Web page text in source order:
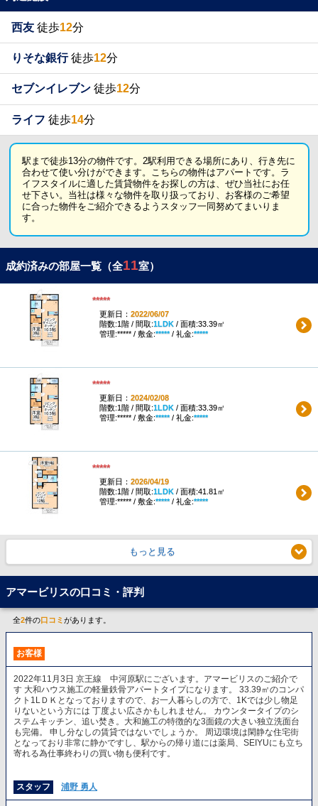
西友 徒歩12分
りそな銀行徒歩12分
セブンイレブン 徒歩12分
ライフ 徒歩14分
駅まで徒歩13分の物件です。2駅利用できる場所にあり、行き先に
合わせて使い分けができます。こちらの物件はアパートです。ラ
イフスタイルに適した賃貸物件をお探しの方は、ぜひ当社にお任
せ下さい。当社は様々な物件を取り扱っており、お客様のご希望
に合った物件をご紹介できるようスタッフ一同努めてまいりま
す。
成約済みの部屋一覧（全11室）
*****
更新日： 2022/06/07
階数:1階 / 間取:1LDK/ 面積:33.39㎡
管理:***** / 敷金:*****/ 礼金:*****
*****
更新日： 2024/02/08
階数:1階 / 間取:1LDK/ 面積:33.39㎡
管理:***** / 敷金:*****/ 礼金:*****
*****
更新日： 2026/04/19
階数:1階 / 間取:1LDK/ 面積:41.81㎡
管理:***** / 敷金:*****/ 礼金:*****
もっと見る
アマービリスの口コミ・評判
全2件の口コミ があります。
お客様
2022年11月3日 京王線 中河原駅にございます。アマービリスのご紹介で
す 大和ハウス施工の軽量鉄骨アパートタイプになります。 33.39㎡のコンパ
クト1LＤＫとなっておりますので、お一人暮らしの方で、1Kでは少し物足
りないという方には 丁度よい広さかもしれません。 カウンタータイプのシ
ステムキッチン、追い焚き。大和施工の特徴的な3面鏡の大きい独立洗面台
も完備。 申し分なしの賃貸ではないでしょうか。 周辺環境は閑静な住宅街
となっており非常に静かですし、駅からの帰り道には薬局、SEIYUにも立ち
寄れる為仕事終わりの買い物も便利です。
スタッフ 浦野 勇人